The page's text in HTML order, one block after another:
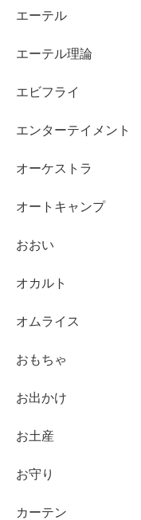
エーテル
エーテル理論
エビフライ
エンターテイメント
オーケストラ
オートキャンプ
おおい
オカルト
オムライス
おもちゃ
お出かけ
お土産
お守り
カーテン